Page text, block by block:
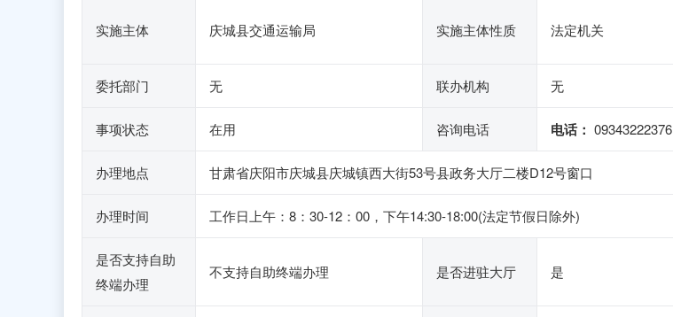
实施主体 庆城县交通运输局 实施主体性质 法定机关
委托部门 无 联办机构 无
事项状态 在用 咨询电话 电话： 09343222376
办理地点 甘肃省庆阳市庆城县庆城镇西大街53号县政务大厅二楼D12号窗口
办理时间 工作日上午：8：30-12：00，下午14:30-18:00(法定节假日除外)
是否支持自助
终端办理
不支持自助终端办理 是否进驻大厅 是